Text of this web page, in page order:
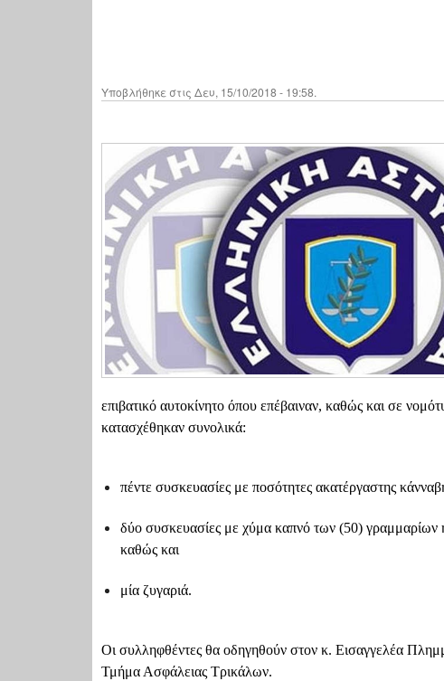
Υποβλήθηκε στις Δευ, 15/10/2018 - 19:58.
επιβατικό αυτοκίνητο όπου επέβαιναν, καθώς και σε
κατασχέθηκαν συνολικά:
πέντε συσκευασίες με ποσότητες ακατέργαστης
δύο συσκευασίες με χύμα καπνό των (50) γραμμαρίων
καθώς και
μία ζυγαριά.
Οι συλληφθέντες θα οδηγηθούν στον κ. Εισαγγελέα
Τμήμα Ασφάλειας Τρικάλων.